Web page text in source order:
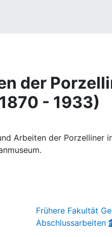
der
- 1933)
Arbeiten der Porzelliner
Frühere Fakultät
Abschlussarbeiten